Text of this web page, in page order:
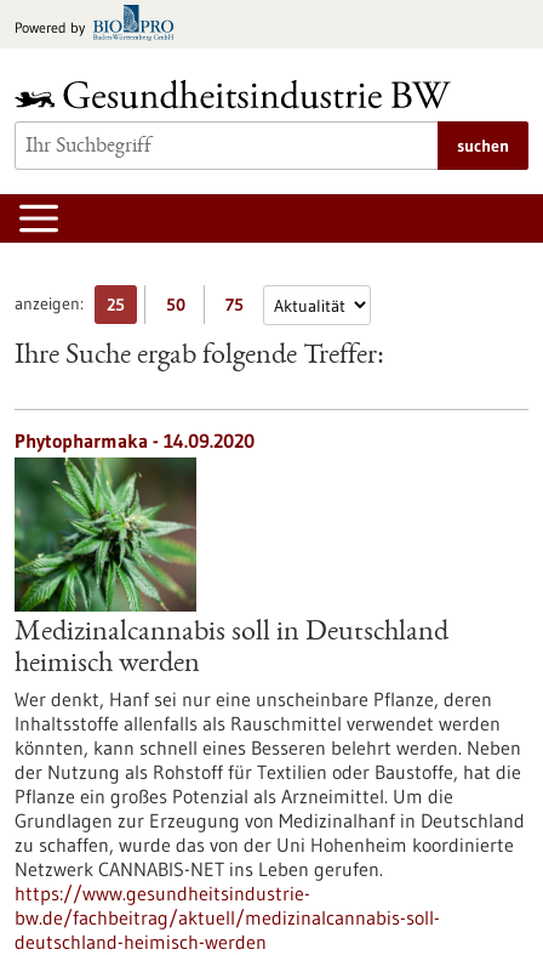
Inhalt
Powered by
suchen
anzeigen: 25 50 75
Ihre Suche ergab folgende Treffer:
Phytopharmaka - 14.09.2020
Medizinalcannabis soll in Deutschland
heimisch werden
Wer denkt, Hanf sei nur eine unscheinbare Pflanze, deren
Inhaltsstoffe allenfalls als Rauschmittel verwendet werden
könnten, kann schnell eines Besseren belehrt werden. Neben
der Nutzung als Rohstoff für Textilien oder Baustoffe, hat die
Pflanze ein großes Potenzial als Arzneimittel. Um die
Grundlagen zur Erzeugung von Medizinalhanf in Deutschland
zu schaffen, wurde das von der Uni Hohenheim koordinierte
Netzwerk CANNABIS-NET ins Leben gerufen.
https://www.gesundheitsindustrie-
bw.de/fachbeitrag/aktuell/medizinalcannabis-soll-
deutschland-heimisch-werden